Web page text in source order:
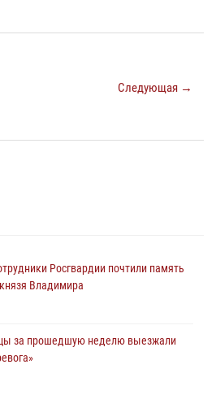
Следующая →
Росгвардии почтили память
Владимира
за прошедшую неделю выезжали